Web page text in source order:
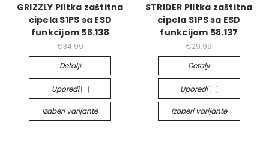
GRIZZLY Plitka zaštitna
cipela S1PS sa ESD
funkcijom 58.138
€34.99
Detalji
Uporedi
Izaberi varijante
STRIDER Plitka zaštitna
cipela S1PS sa ESD
funkcijom 58.137
€29.99
Detalji
Uporedi
Izaberi varijante